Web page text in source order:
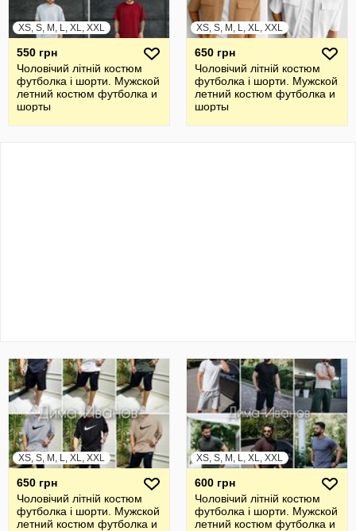
XS, S, M, L, XL, XXL
550 грн
Чоловічий літній костюм
футболка і шорти. Мужской
летний костюм футболка и
шорты
XS, S, M, L, XL, XXL
650 грн
Чоловічий літній костюм
футболка і шорти. Мужской
летний костюм футболка и
шорты
XS, S, M, L, XL, XXL
650 грн
Чоловічий літній костюм
футболка і шорти. Мужской
летний костюм футболка и
XS, S, M, L, XL, XXL
600 грн
Чоловічий літній костюм
футболка і шорти. Мужской
летний костюм футболка и